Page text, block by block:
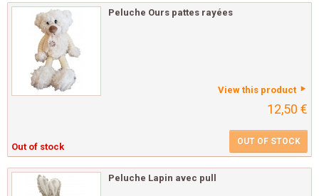
Peluche Ours pattes rayées
View this product
12,50 €
Out of stock OUT OF STOCK
Peluche Lapin avec pull